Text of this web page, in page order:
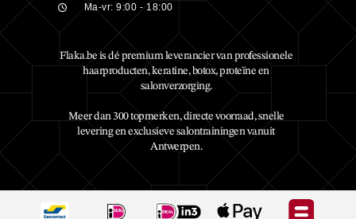
Ma-vr: 9:00 - 18:00
Flaka.be is dé premium leverancier van professionele
haarproducten, keratine, botox, proteïne en
salonverzorging.
Meer dan 300 topmerken, directe voorraad, snelle
levering en exclusieve salontrainingen vanuit
Antwerpen.